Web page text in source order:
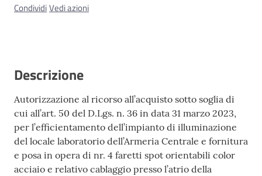
CondividiVedi azioni
Descrizione
Autorizzazione al ricorso all’acquisto sotto soglia di
cui all’art. 50 del D.Lgs. n. 36 in data 31 marzo 2023,
per l’efficientamento dell’impianto di illuminazione
del locale laboratorio dell’Armeria Centrale e fornitura
e posa in opera di nr. 4 faretti spot orientabili color
acciaio e relativo cablaggio presso l’atrio della